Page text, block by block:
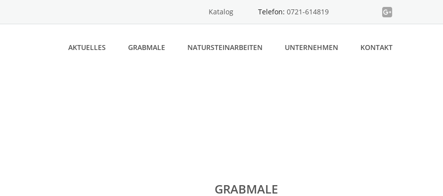
Katalog Telefon: 0721-614819
AKTUELLES GRABMALE NATURSTEINARBEITEN UNTERNEHMEN KONTAKT
GRABMALE